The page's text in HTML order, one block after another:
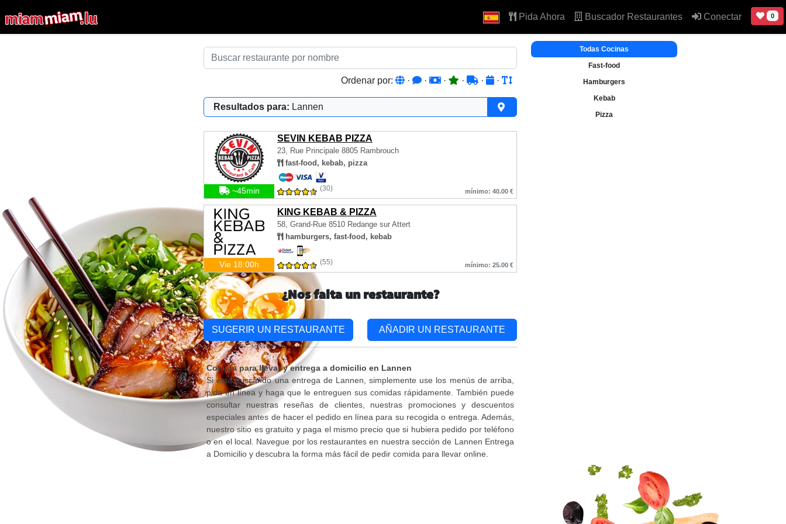
Pida Ahora Buscador Restaurantes Conectar 0
Ordenar por: · · · · · ·
Resultados para: Lannen
SEVIN KEBAB PIZZA
23, Rue Principale 8805 Rambrouch
fast-food, kebab, pizza
~45min (30) mínimo: 40.00 €
KING KEBAB & PIZZA
58, Grand-Rue 8510 Redange sur Attert
hamburgers, fast-food, kebab
Vie 18:00h (55) mínimo: 25.00 €
Todas Cocinas
Fast-food
Hamburgers
Kebab
Pizza
¿Nos falta un restaurante?
SUGERIR UN RESTAURANTE AÑADIR UN RESTAURANTE
Comida para llevar y entrega a domicilio en Lannen
Si está buscando una entrega de Lannen, simplemente use los menús de arriba,
pida en línea y haga que le entreguen sus comidas rápidamente. También puede
consultar nuestras reseñas de clientes, nuestras promociones y descuentos
especiales antes de hacer el pedido en línea para su recogida o entrega. Además,
nuestro sitio es gratuito y paga el mismo precio que si hubiera pedido por teléfono
o en el local. Navegue por los restaurantes en nuestra sección de Lannen Entrega
a Domicilio y descubra la forma más fácil de pedir comida para llevar online.